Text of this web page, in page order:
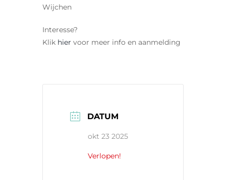
Wijchen
Interesse?
Klik hier voor meer info en aanmelding
DATUM
okt 23 2025
Verlopen!